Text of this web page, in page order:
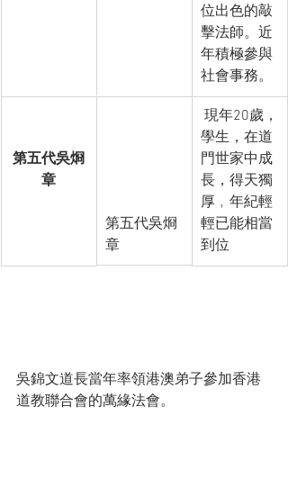
位出色的敲
擊法師。近
年積極參與
社會事務。
第五代吳烱
章
第五代吳烱
章
現年20歲，
學生，在道
門世家中成
長，得天獨
厚﹐年紀輕
輕已能相當
到位
吳錦文道長當年率領港澳弟子參加香港
道教聯合會的萬緣法會。